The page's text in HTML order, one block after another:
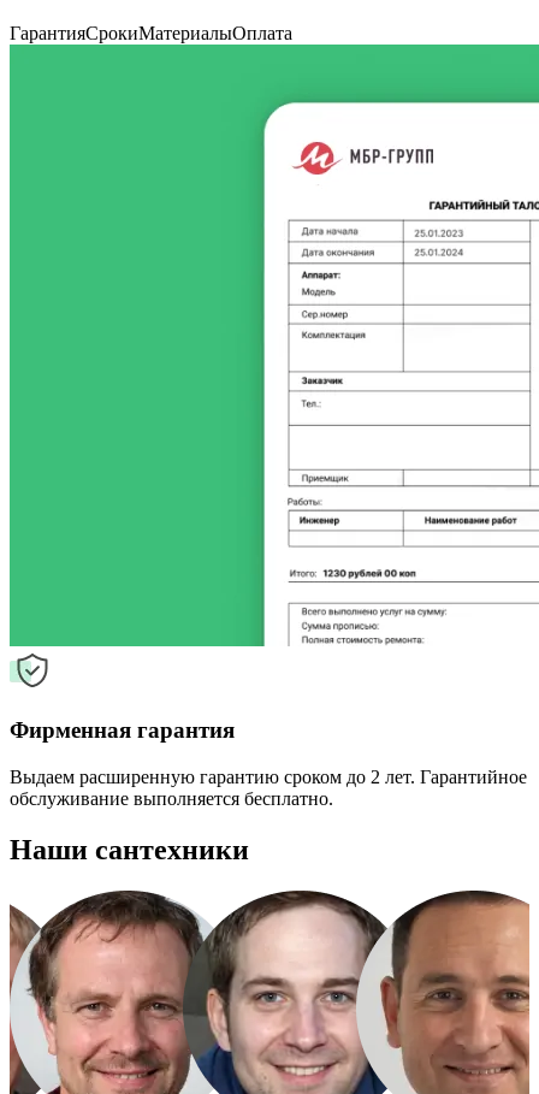
ГарантияСрокиМатериалыОплата
Фирменная гарантия
Выдаем расширенную гарантию сроком до 2 лет. Гарантийное
обслуживание выполняется бесплатно.
Наши сантехники